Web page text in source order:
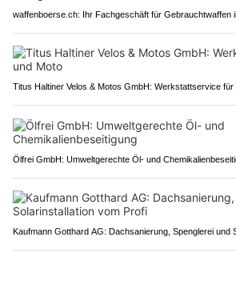
waffenboerse.ch: Ihr Fachgeschäft für Gebrauchtwaffen
Titus Haltiner Velos & Motos GmbH: Werkstattservice für
Ölfrei GmbH: Umweltgerechte Öl- und
Kaufmann Gotthard AG: Dachsanierung, Spenglerei und